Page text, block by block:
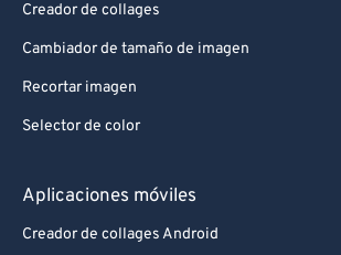
Creador de collages
Cambiador de tamaño de imagen
Recortar imagen
Selector de color
Aplicaciones móviles
Creador de collages Android